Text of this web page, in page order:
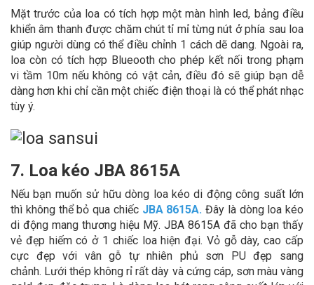
Mặt trước của loa có tích hợp một màn hình led, bảng điều
khiển âm thanh được chăm chút tỉ mỉ từng nút ở phía sau loa
giúp người dùng có thể điều chỉnh 1 cách dẽ dang. Ngoài ra,
loa còn có tích hợp Blueooth cho phép kết nối trong phạm
vi tầm 10m nếu không có vật cản, điều đó sẽ giúp bạn dễ
dàng hơn khi chỉ cần một chiếc điện thoại là có thể phát nhạc
tùy ý.
7. Loa kéo JBA 8615A
Nếu bạn muốn sử hữu dòng loa kéo di động công suất lớn
thì không thể bỏ qua chiếc JBA 8615A. Đây là dòng loa kéo
di động mang thương hiệu Mỹ. JBA 8615A đã cho bạn thấy
vẻ đẹp hiếm có ở 1 chiếc loa hiện đại. Vỏ gỗ dày, cao cấp
cực đẹp với vân gỗ tự nhiên phủ sơn PU đẹp sang
chảnh. Lưới thép không rỉ rất dày và cứng cáp, sơn màu vàng